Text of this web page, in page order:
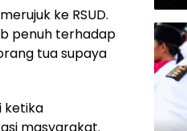
ke RSUD.
penuh terhadap
tua supaya
ketika